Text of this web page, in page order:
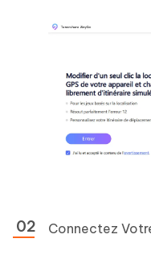
Connectez